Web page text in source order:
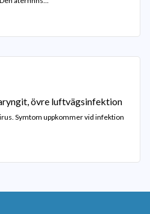
övre luftvägsinfektion
Symtom uppkommer vid infektion